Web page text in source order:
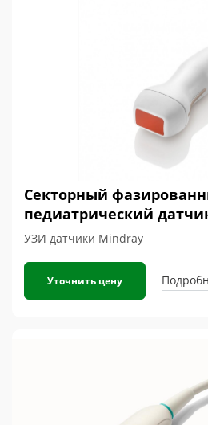
Секторный
педиатрический
УЗИ датчики Mindray
Уточнить цену